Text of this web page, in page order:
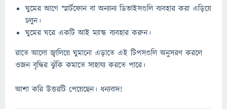
ঘুমের আগে স্মার্টফোন বা অন্যান্য ডিভাইসগুলি ব্যবহার করা এড়িয়ে
চলুন।
ঘুমের ঘরে একটি আই ম্যাস্ক ব্যবহার করুন।
রাতে আলো জ্বালিয়ে ঘুমানো এড়াতে এই টিপসগুলি অনুসরণ করলে
ওজন বৃদ্ধির ঝুঁকি কমাতে সাহায্য করতে পারে।
আশা করি উত্তরটি পেয়েছেন। ধন্যবাদ!